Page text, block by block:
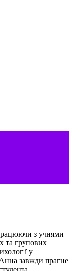
з учнями
та групових
у
Анна завжди прагне